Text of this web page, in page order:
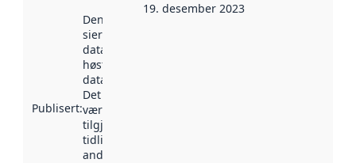
Publisert:
Denne datoen
sier når
datasettet ble
høstet av
data.norge.no.
Det kan ha
vært
tilgjengelig
tidligere
andre steder.
19. desember 2023